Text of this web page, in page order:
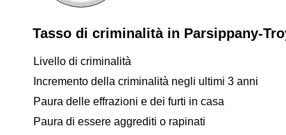
Tasso di criminalità in Parsippany-
Livello di criminalità
Incremento della criminalità negli ultimi 3 anni
Paura delle effrazioni e dei furti in casa
Paura di essere aggrediti o rapinati